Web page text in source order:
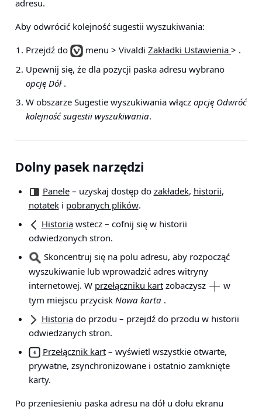
adresu.
Aby odwrócić kolejność sugestii wyszukiwania:
Przejdź do
menu > Vivaldi Zakładki Ustawienia > .
Upewnij się, że dla pozycji paska adresu wybrano
opcję Dół.
W obszarze Sugestie wyszukiwania włącz opcję Odwróć
kolejność sugestii wyszukiwania.
Dolny pasek narzędzi
Panele – uzyskaj dostęp do zakładek, historii,
notateki pobranych plików.
Historiawstecz– cofnij się w historii
odwiedzonych stron.
Skoncentruj się na polu adresu, aby rozpocząć
wyszukiwanie lub wprowadzić adres witryny
internetowej. W przełączniku kartzobaczysz
w
tym miejscu przycisk Nowa karta.
Historiado przodu – przejdź do przodu w historii
odwiedzanych stron.
Przełącznik kart – wyświetl wszystkie otwarte,
prywatne, zsynchronizowane i ostatnio zamknięte
karty.
Po przeniesieniu paska adresu na dół u dołu ekranu